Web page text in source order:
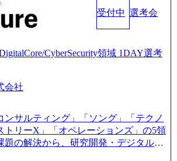
略を描く事が困難になった大手企業を
規事業立案や既存事業のトランスフ
たは新規大手事業会社から依頼された
ンサルティング支援を行います。クラ
5社をターゲットとし、特にCXOクラ
」「既存事業のトランスフォーメー
したコンサルティングを行います ＜プ
＞ ・海外事業(新規・既存)事業のビジ
・金融領域におけるAIを活用した事業
な組織 2026年8月15日(土) 10:00以降開
) 16:00 ※枠が限られておりますので、
ご対応できない可能性がございます ※
は、1dayではなく通常選考でのご案内
● 面接(1次・最終を一度の面接で実
きます。 ● 一日で最終面接まで完了
間をいただく場合がございます ● 面
れ最大1時間を想定しております ・実施
URLを共有させていただきます ・面
もに、どの時間開始となってもご対応
受付中 選考会
CyberSecurity領域 1DAY選考
会社
ンサルティング」「ソング」「テクノ
トリーX」「オペレーションズ」の5領
題の解決から、研究開発・デジタル・